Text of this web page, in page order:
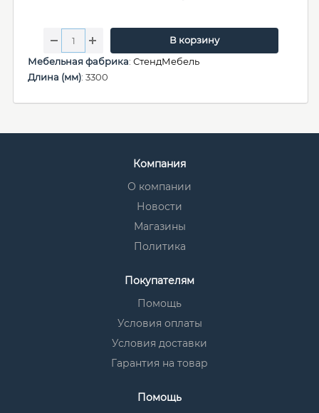
В корзину
Мебельная фабрика: СтендМебель
Длина (мм): 3300
Компания
О компании
Новости
Магазины
Политика
Покупателям
Помощь
Условия оплаты
Условия доставки
Гарантия на товар
Помощь